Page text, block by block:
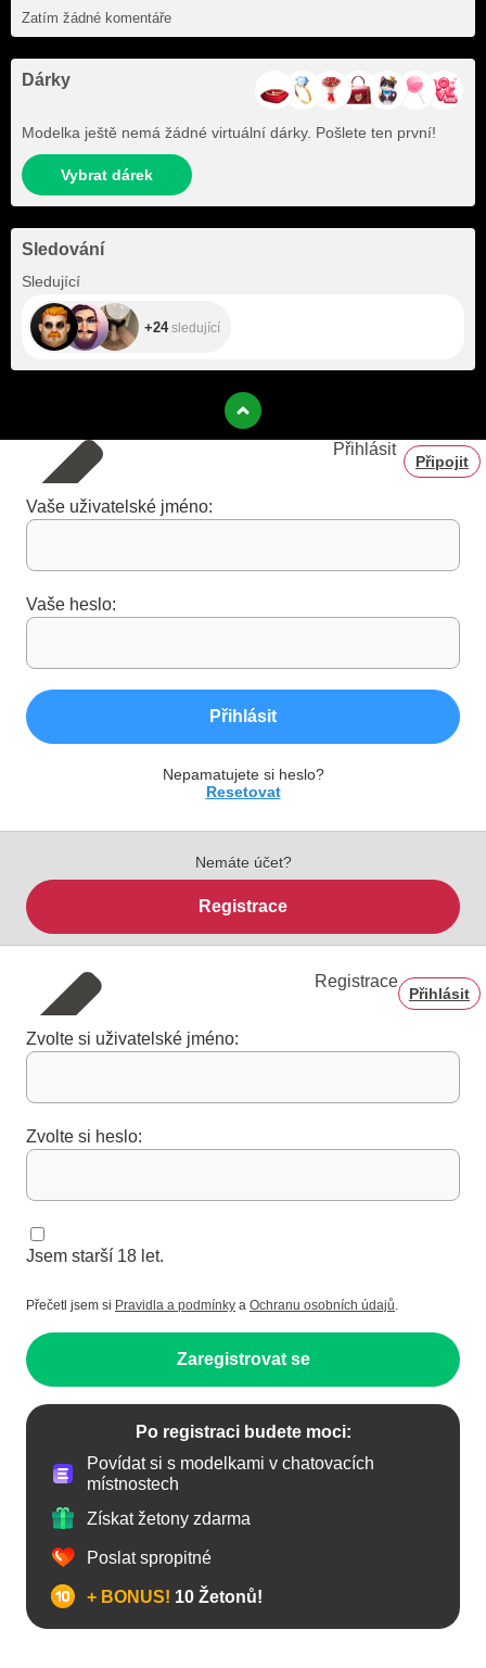
Zatím žádné komentáře
Dárky
Modelka ještě nemá žádné virtuální dárky. Pošlete ten první!
Vybrat dárek
Sledování
Sledující
+24sledující
Přihlásit
Připojit
Vaše uživatelské jméno:
Vaše heslo:
Přihlásit
Nepamatujete si heslo?
Resetovat
Nemáte účet?
Registrace
Registrace
Přihlásit
Zvolte si uživatelské jméno:
Zvolte si heslo:
Jsem starší 18 let.
Přečetl jsem si Pravidla a podmínky a Ochranu osobních údajů.
Zaregistrovat se
Po registraci budete moci:
Povídat si s modelkami v chatovacích
místnostech
Získat žetony zdarma
Poslat spropitné
+ BONUS! 10 Žetonů!